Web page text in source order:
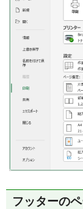
フッターの